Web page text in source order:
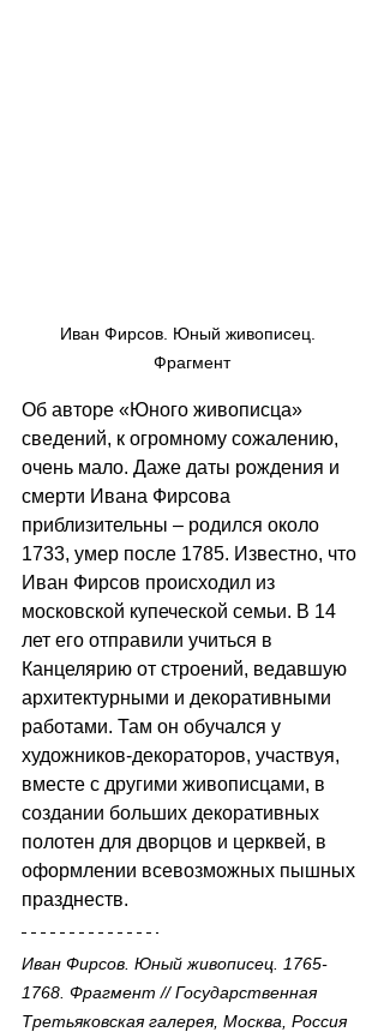
Иван Фирсов. Юный живописец.
Фрагмент
Об авторе «Юного живописца»
сведений, к огромному сожалению,
очень мало. Даже даты рождения и
смерти Ивана Фирсова
приблизительны – родился около
1733, умер после 1785. Известно, что
Иван Фирсов происходил из
московской купеческой семьи. В 14
лет его отправили учиться в
Канцелярию от строений, ведавшую
архитектурными и декоративными
работами. Там он обучался у
художников-декораторов, участвуя,
вместе с другими живописцами, в
создании больших декоративных
полотен для дворцов и церквей, в
оформлении всевозможных пышных
празднеств.
Иван Фирсов. Юный живописец. 1765-
1768. Фрагмент // Государственная
Третьяковская галерея, Москва, Россия